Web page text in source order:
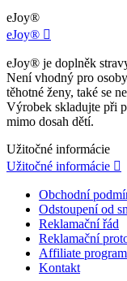
eJoy®
eJoy® 
eJoy® je doplněk
Není vhodný pro
těhotné ženy, také se
Výrobek skladujte při
mimo dosah dětí.
Užitočné informácie
Užitočné informácie 
Obchodní
Odstoupení od
Reklamační řád
Reklamační
Affiliate program
Kontakt